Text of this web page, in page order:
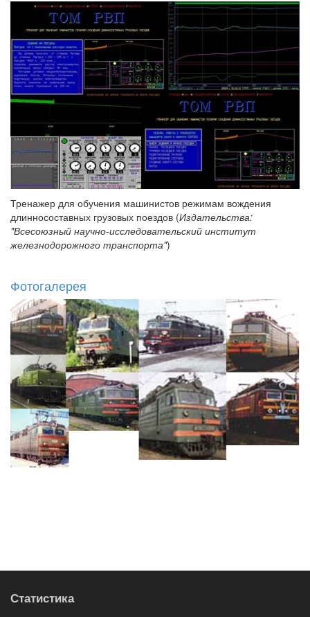
Тренажер для обучения машинистов режимам вождения
длинносоставных грузовых поездов (Издательства:
"Всесоюзный научно-исследовательский институт
железнодорожного транспорта")
Фотогалерея
Статистика